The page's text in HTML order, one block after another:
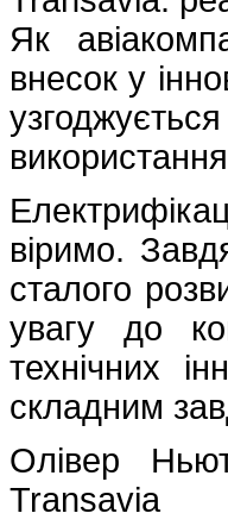
Як
внесок у
віримо.
сталого
увагу до
технічних
складним
Олівер
Transavia